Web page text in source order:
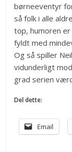
børneeventyr
så folk i alle
top, humoren
fyldt med
Og så spiller
vidunderligt
grad serien
Del dette:
Email